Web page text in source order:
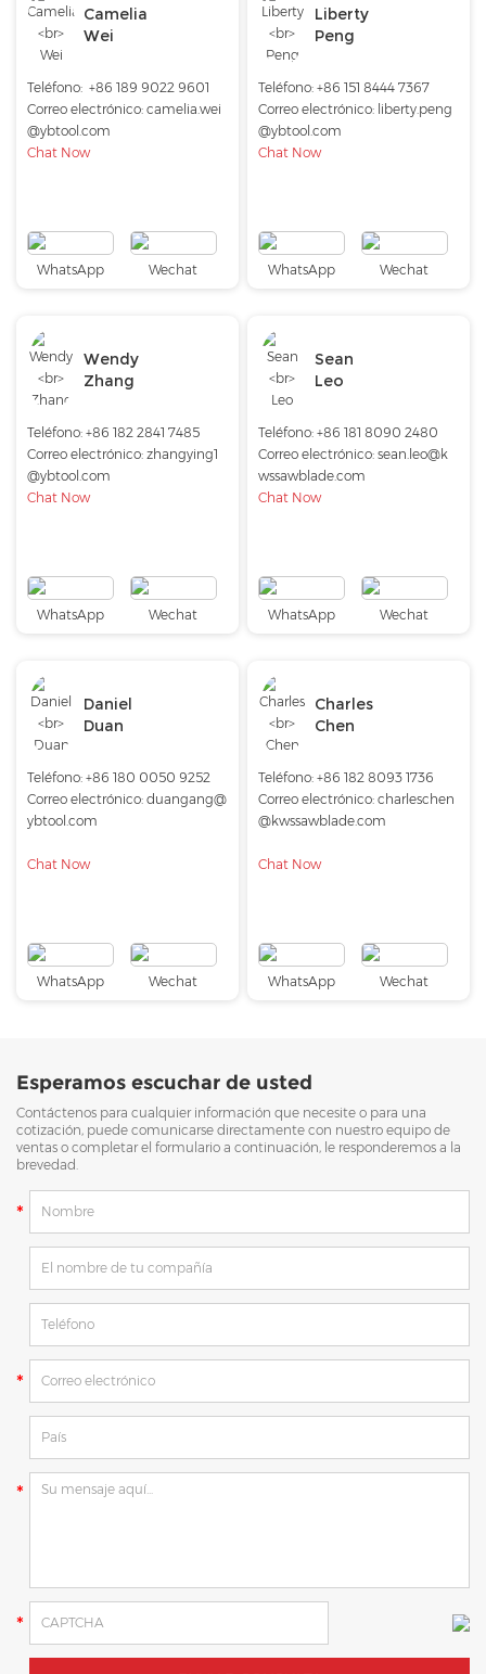
Camelia
Wei
Teléfono: +86 189 9022 9601
Correo electrónico: camelia.wei
@ybtool.com
Chat Now
WhatsApp Wechat
Liberty
Peng
Teléfono: +86 151 8444 7367
Correo electrónico: liberty.peng
@ybtool.com
Chat Now
WhatsApp Wechat
Wendy
Zhang
Teléfono: +86 182 2841 7485
Correo electrónico: zhangying1
@ybtool.com
Chat Now
WhatsApp Wechat
Sean
Leo
Teléfono: +86 181 8090 2480
Correo electrónico: sean.leo@k
wssawblade.com
Chat Now
WhatsApp Wechat
Daniel
Duan
Teléfono: +86 180 0050 9252
Correo electrónico: duangang@
ybtool.com
Chat Now
WhatsApp Wechat
Charles
Chen
Teléfono: +86 182 8093 1736
Correo electrónico: charleschen
@kwssawblade.com
Chat Now
WhatsApp Wechat
Esperamos escuchar de usted
Contáctenos para cualquier información que necesite o para una
cotización, puede comunicarse directamente con nuestro equipo de
ventas o completar el formulario a continuación, le responderemos a la
brevedad.